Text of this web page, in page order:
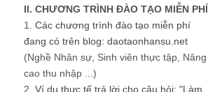
II. CHƯƠNG TRÌNH ĐÀO TẠO MIỄN PHÍ
1. Các chương trình đào tạo miễn phí
đang có trên blog: daotaonhansu.net
(Nghề Nhân sự, Sinh viên thực tập, Nâng
cao thu nhập ...)
2. Ví dụ thực tế trả lời cho câu hỏi: "Làm